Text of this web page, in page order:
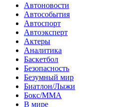
Автоновости
Автособытия
Автоспорт
Автоэксперт
Актеры
Аналитика
Баскетбол
Безопасность
Безумный мир
Биатлон/Лыжи
Бокс/MMA
В мире